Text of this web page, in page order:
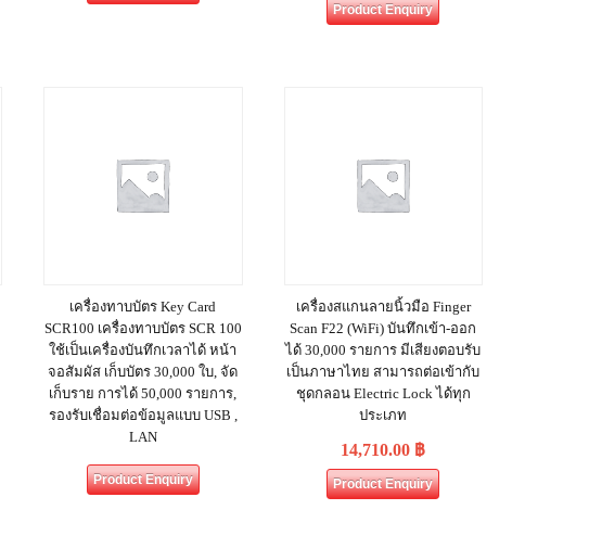
Product Enquiry
เครื่องทาบบัตร Key Card
SCR100 เครื่องทาบบัตร SCR 100
ใช้เป็นเครื่องบันทึกเวลาได้ หน้า
จอสัมผัส เก็บบัตร 30,000 ใบ, จัด
เก็บราย การได้ 50,000 รายการ,
รองรับเชื่อมต่อข้อมูลแบบ USB ,
LAN
Product Enquiry
เครื่องสแกนลายนิ้วมือ Finger
Scan F22 (WiFi) บันทึกเข้า-ออก
ได้ 30,000 รายการ มีเสียงตอบรับ
เป็นภาษาไทย สามารถต่อเข้ากับ
ชุดกลอน Electric Lock ได้ทุก
ประเภท
14,710.00 ฿
Product Enquiry